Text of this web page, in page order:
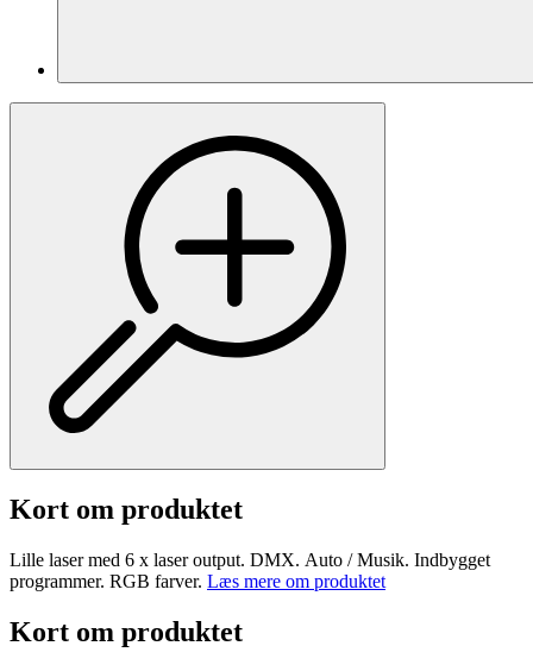
Kort om produktet
Lille laser med 6 x laser output. DMX. Auto / Musik. Indbygget
programmer. RGB farver. Læs mere om produktet
Kort om produktet